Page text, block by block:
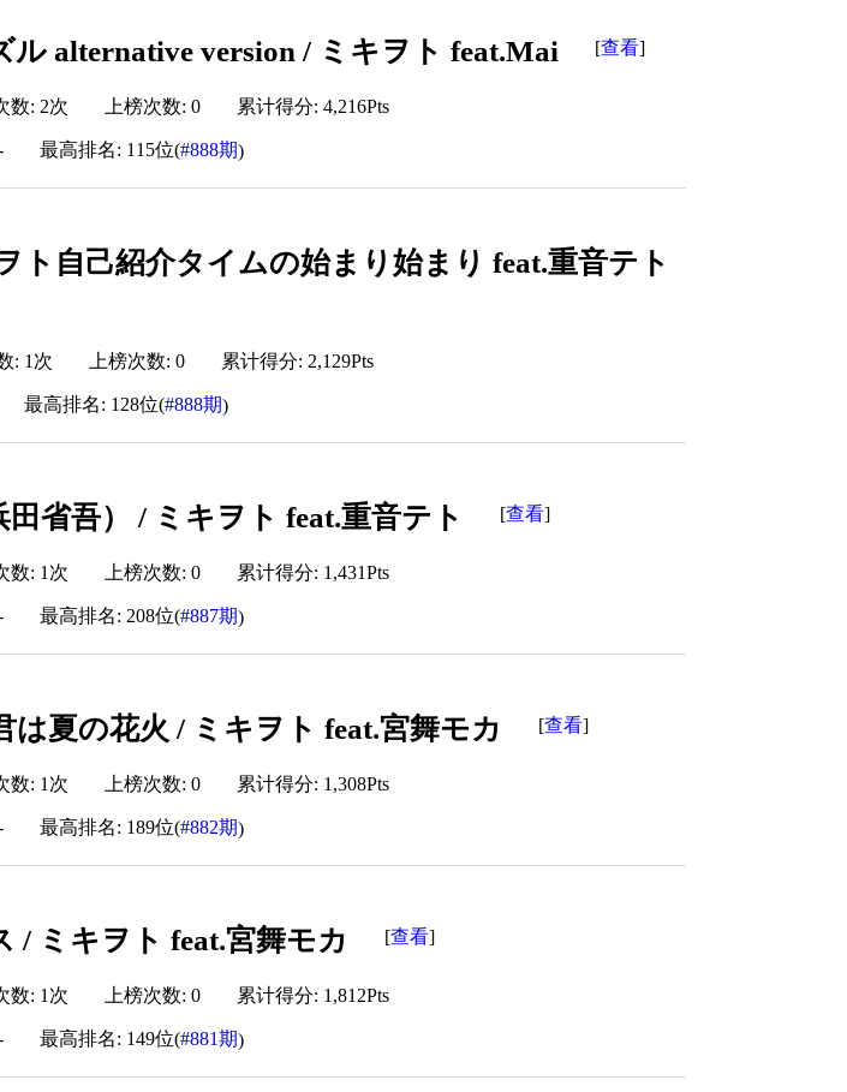
ル alternative version / ミキヲト feat.Mai [查看]
数: 2次 上榜次数: 0 累计得分: 4,216Pts
最高排名: 115位(#888期)
ト自己紹介タイムの始まり始まり feat.重音テト
: 1次 上榜次数: 0 累计得分: 2,129Pts
最高排名: 128位(#888期)
田省吾） / ミキヲト feat.重音テト [查看]
数: 1次 上榜次数: 0 累计得分: 1,431Pts
最高排名: 208位(#887期)
は夏の花火 / ミキヲト feat.宮舞モカ [查看]
数: 1次 上榜次数: 0 累计得分: 1,308Pts
最高排名: 189位(#882期)
/ ミキヲト feat.宮舞モカ [查看]
数: 1次 上榜次数: 0 累计得分: 1,812Pts
最高排名: 149位(#881期)